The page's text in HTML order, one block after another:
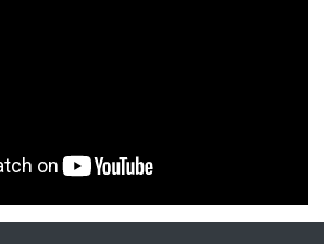
Kutlama Etkinliği